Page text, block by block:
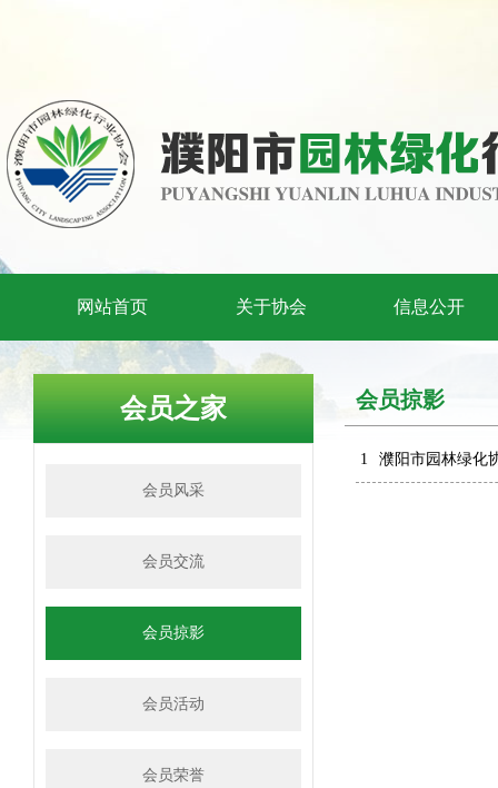
网站首页 关于协会 信息公开
会员之家
会员风采
会员交流
会员掠影
会员活动
会员荣誉
会员掠影
1 濮阳市园林绿化